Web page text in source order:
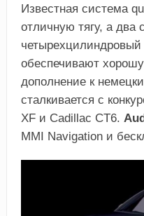
Известная система
отличную тягу, а два
обеспечивают
дополнение к
сталкивается с
XF и Cadillac CT6.
MMI Navigation и